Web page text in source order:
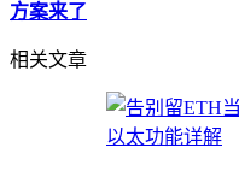
方案来了
相关文章